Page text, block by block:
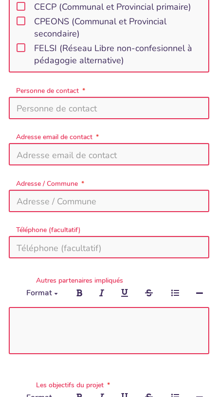
CECP (Communal et Provincial primaire)
CPEONS (Communal et Provincial
secondaire)
FELSI (Réseau Libre non-confesionnel à
pédagogie alternative)
Personne de contact
Adresse email de contact
Adresse / Commune
Téléphone (facultatif)
Autres partenaires impliqués
Format
Les objectifs du projet